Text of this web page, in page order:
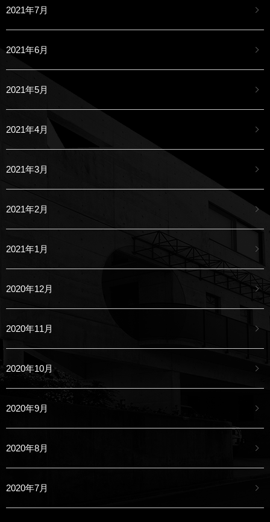
2021年7月
2021年6月
2021年5月
2021年4月
2021年3月
2021年2月
2021年1月
2020年12月
2020年11月
2020年10月
2020年9月
2020年8月
2020年7月